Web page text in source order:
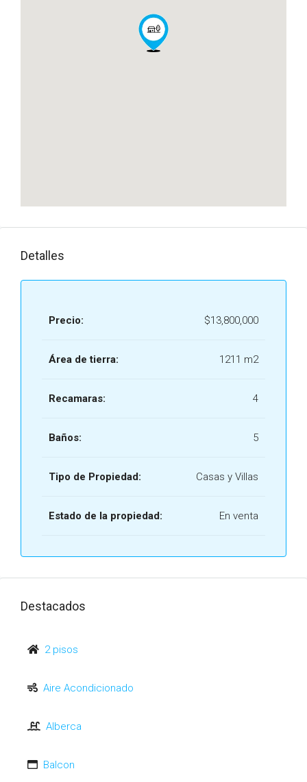
Detalles
Precio: $13,800,000
Área de tierra: 1211 m2
Recamaras: 4
Baños: 5
Tipo de Propiedad: Casas y Villas
Estado de la propiedad: En venta
Destacados
2 pisos
Aire Acondicionado
Alberca
Balcon